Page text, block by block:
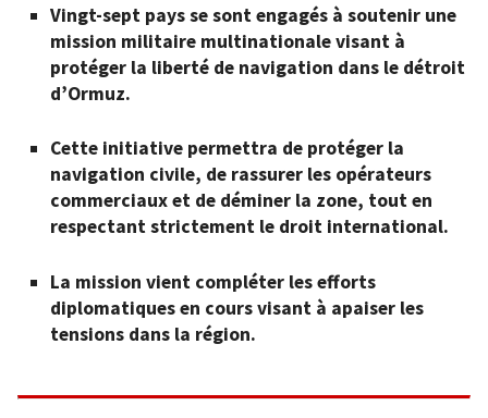
Vingt-sept pays se sont engagés à soutenir une
mission militaire multinationale visant à
protéger la liberté de navigation dans le détroit
d’Ormuz.
Cette initiative permettra de protéger la
navigation civile, de rassurer les opérateurs
commerciaux et de déminer la zone, tout en
respectant strictement le droit international.
La mission vient compléter les efforts
diplomatiques en cours visant à apaiser les
tensions dans la région.